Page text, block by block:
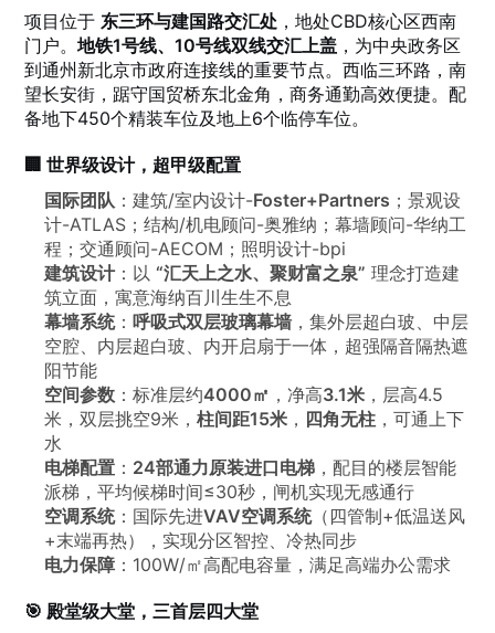
项目位于 东三环与建国路交汇处 ，地处CBD核心区西南
门户。地铁1号线、10号线双线交汇上盖 ，为中央政务区
到通州新北京市政府连接线的重要节点。西临三环路，南
望长安街，踞守国贸桥东北金角，商务通勤高效便捷。配
备地下450个精装车位及地上6个临停车位。
🏢 世界级设计，超甲级配置
国际团队 ：建筑/室内设计-Foster+Partners ；景观设
计-ATLAS；结构/机电顾问-奥雅纳；幕墙顾问-华纳工
程；交通顾问-AECOM；照明设计-bpi
建筑设计：以“汇天上之水、聚财富之泉” 理念打造建
筑立面，寓意海纳百川生生不息
幕墙系统：呼吸式双层玻璃幕墙 ，集外层超白玻、中层
空腔、内层超白玻、内开启扇于一体，超强隔音隔热遮
阳节能
空间参数 ：标准层约4000㎡ ，净高3.1米 ，层高4.5
米，双层挑空9米，柱间距15米 ， 四角无柱 ，可通上下
水
电梯配置 ： 24部通力原装进口电梯 ，配目的楼层智能
派梯，平均候梯时间≤30秒，闸机实现无感通行
空调系统：国际先进VAV空调系统（四管制+低温送风
+末端再热），实现分区智控、冷热同步
电力保障 ：100W/㎡高配电容量，满足高端办公需求
🎯 殿堂级大堂，三首层四大堂